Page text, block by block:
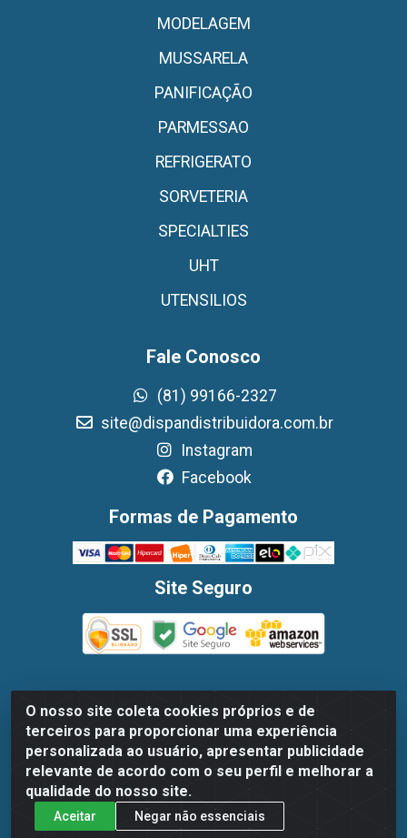
O nosso site coleta cookies próprios e de
terceiros para proporcionar uma experiência
personalizada ao usuário, apresentar publicidade
relevante de acordo com o seu perfil e melhorar a
qualidade do nosso site.
Aceitar
Negar não essenciais
MODELAGEM
MUSSARELA
PANIFICAÇÃO
PARMESSAO
REFRIGERATO
SORVETERIA
SPECIALTIES
UHT
UTENSILIOS
Fale Conosco
(81) 99166-2327
site@dispandistribuidora.com.br
Instagram
Facebook
Formas de Pagamento
Site Seguro
Dispan Distribuidora de Alimentos LTDA - Avenida
Marechal Mascarenhas De Moraes, 1048- Imbiribeira,
Recife/PE - CEP 51.170-000 - CNPJ 30.779.584/0003-78